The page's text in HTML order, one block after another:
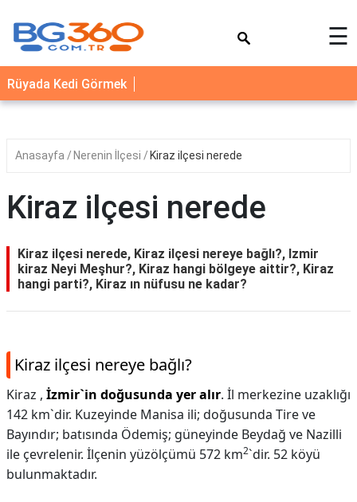
YEMEK
TARİFLERİ
SAĞLIK
☰
Rüyada Kedi Görmek
Anasayfa Nerenin İlçesi Kiraz ilçesi nerede
Kiraz ilçesi nerede
Kiraz ilçesi nerede, Kiraz ilçesi nereye bağlı?, Izmir
kiraz Neyi Meşhur?, Kiraz hangi bölgeye aittir?, Kiraz
hangi parti?, Kiraz ın nüfusu ne kadar?
Kiraz ilçesi nereye bağlı?
Kiraz , İzmir`in doğusunda yer alır. İl merkezine uzaklığı
142 km`dir. Kuzeyinde Manisa ili; doğusunda Tire ve
Bayındır; batısında Ödemiş; güneyinde Beydağ ve Nazilli
ile çevrelenir. İlçenin yüzölçümü 572 km2`dir. 52 köyü
bulunmaktadır.